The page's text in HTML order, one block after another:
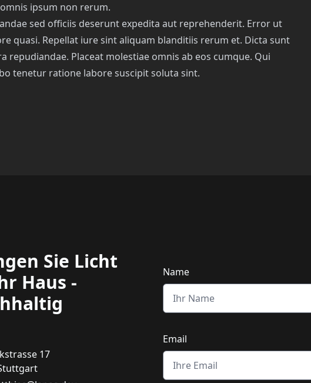
ipsum non rerum.
sed officiis deserunt expedita aut reprehenderit. Error ut
quasi. Repellat iure sint aliquam blanditiis rerum et. Dicta sunt
repudiandae. Placeat molestiae omnis ab eos cumque. Qui
tenetur ratione labore suscipit soluta sint.
Sie Licht
Haus -
17
Name
Email